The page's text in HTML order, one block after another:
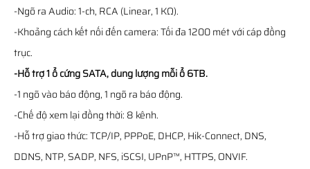
-Ngõ ra Audio: 1-ch, RCA (Linear, 1 KΩ).
-Khoảng cách kết nối đến camera: Tối đa 1200 mét với cáp đồng
trục.
-Hỗ trợ 1 ổ cứng SATA, dung lượng mỗi ổ 6TB.
-1 ngõ vào báo động, 1 ngõ ra báo động.
-Chế độ xem lại đồng thời: 8 kênh.
-Hỗ trợ giao thức: TCP/IP, PPPoE, DHCP, Hik-Connect, DNS,
DDNS, NTP, SADP, NFS, iSCSI, UPnP™, HTTPS, ONVIF.